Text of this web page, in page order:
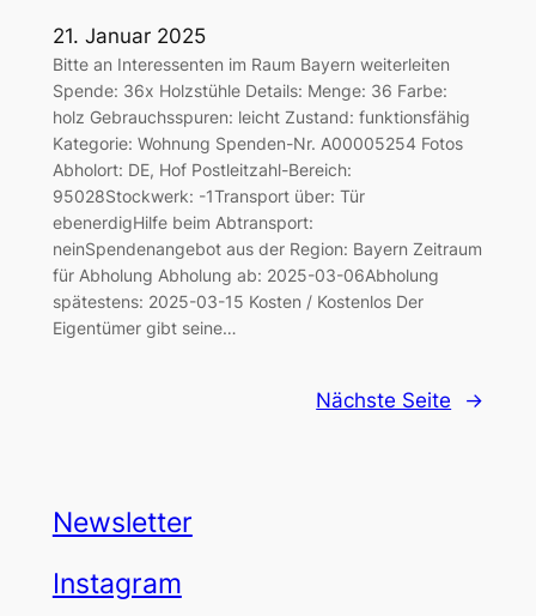
21. Januar 2025
Bitte an Interessenten im Raum Bayern weiterleiten
Spende: 36x Holzstühle Details: Menge: 36 Farbe:
holz Gebrauchsspuren: leicht Zustand: funktionsfähig
Kategorie: Wohnung Spenden-Nr. A00005254 Fotos
Abholort: DE, Hof Postleitzahl-Bereich:
95028Stockwerk: -1Transport über: Tür
ebenerdigHilfe beim Abtransport:
neinSpendenangebot aus der Region: Bayern Zeitraum
für Abholung Abholung ab: 2025-03-06Abholung
spätestens: 2025-03-15 Kosten / Kostenlos Der
Eigentümer gibt seine…
Nächste Seite →
Newsletter
Instagram